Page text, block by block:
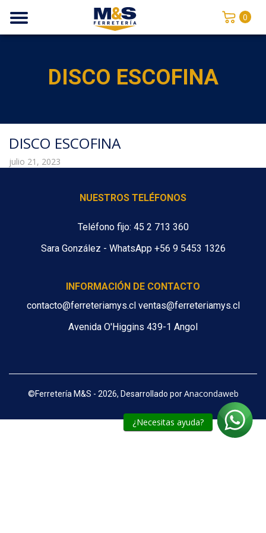
¿Necesitas ayuda?
0
DISCO ESCOFINA
DISCO ESCOFINA
julio 21, 2023
NUESTROS TELÉFONOS
Teléfono fijo: 45 2 713 360
Sara González - WhatsApp +56 9 5453 1326
INFORMACIÓN DE CONTACTO
contacto@ferreteriamys.cl ventas@ferreteriamys.cl
Avenida O'Higgins 439-1 Angol
©Ferretería M&S - 2026, Desarrollado por Anacondaweb